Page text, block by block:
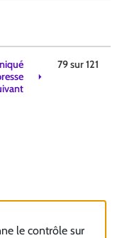
79 sur121
le contrôle sur